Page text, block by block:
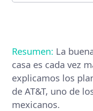
Resumen: La
casa es cada vez
explicamos los
de AT&T, uno de
mexicanos.